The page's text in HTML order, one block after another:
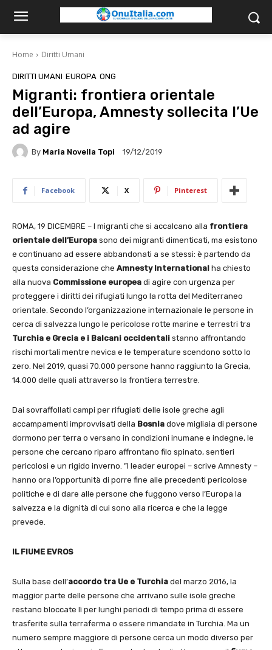
Home Diritti Umani
DIRITTI UMANI EUROPA ONG
Migranti: frontiera orientale
dell’Europa, Amnesty sollecita l’Ue
ad agire
By Maria Novella Topi 19/12/2019
Facebook X Pinterest
ROMA, 19 DICEMBRE – I migranti che si accalcano alla frontiera
orientale dell’Europa sono dei migranti dimenticati, ma esistono
e continuano ad essere abbandonati a se stessi: è partendo da
questa considerazione che Amnesty International ha chiesto
alla nuova Commissione europea di agire con urgenza per
proteggere i diritti dei rifugiati lungo la rotta del Mediterraneo
orientale. Secondo l’organizzazione internazionale le persone in
cerca di salvezza lungo le pericolose rotte marine e terrestri tra
Turchia e Grecia e i Balcani occidentali stanno affrontando
rischi mortali mentre nevica e le temperature scendono sotto lo
zero. Nel 2019, quasi 70.000 persone hanno raggiunto la Grecia,
14.000 delle quali attraverso la frontiera terrestre.
Dai sovraffollati campi per rifugiati delle isole greche agli
accampamenti improvvisati della Bosnia dove migliaia di persone
dormono per terra o versano in condizioni inumane e indegne, le
persone che cercano riparo affrontano filo spinato, sentieri
pericolosi e un rigido inverno. ”I leader europei – scrive Amnesty –
hanno ora l’opportunità di porre fine alle precedenti pericolose
politiche e di dare alle persone che fuggono verso l’Europa la
salvezza e la dignità di cui sono alla ricerca e che la legge
prevede.
IL FIUME EVROS
Sulla base dell’accordo tra Ue e Turchia del marzo 2016, la
maggior parte delle persone che arrivano sulle isole greche
restano bloccate lì per lunghi periodi di tempo prima di essere
trasferite sulla terraferma o essere rimandate in Turchia. Ma un
numero sempre maggiore di persone cerca un modo diverso per